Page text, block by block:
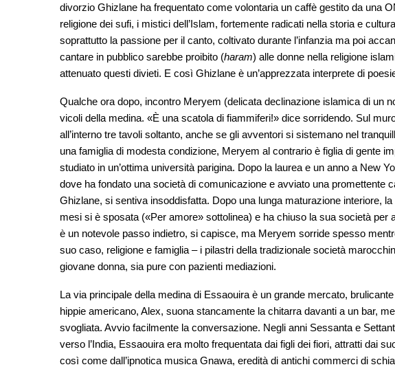
divorzio Ghizlane ha frequentato come volontaria un caffè gestito da una
religione dei sufi, i mistici dell’Islam, fortemente radicati nella storia e
soprattutto la passione per il canto, coltivato durante l’infanzia ma poi
cantare in pubblico sarebbe proibito (haram) alle donne nella religione
attenuato questi divieti. E così Ghizlane è un’apprezzata interprete di
Qualche ora dopo, incontro Meryem (delicata declinazione islamica di un
vicoli della medina. «È una scatola di fiammiferi!» dice sorridendo. Sul
all’interno tre tavoli soltanto, anche se gli avventori si sistemano nel
una famiglia di modesta condizione, Meryem al contrario è figlia di gente
studiato in un’ottima università parigina. Dopo la laurea e un anno a New
dove ha fondato una società di comunicazione e avviato una promettente
Ghizlane, si sentiva insoddisfatta. Dopo una lunga maturazione interiore,
mesi si è sposata («Per amore» sottolinea) e ha chiuso la sua società per
è un notevole passo indietro, si capisce, ma Meryem sorride spesso
suo caso, religione e famiglia – i pilastri della tradizionale società
giovane donna, sia pure con pazienti mediazioni.
La via principale della medina di Essaouira è un grande mercato,
hippie americano, Alex, suona stancamente la chitarra davanti a un bar,
svogliata. Avvio facilmente la conversazione. Negli anni Sessanta e
verso l’India, Essaouira era molto frequentata dai figli dei fiori, attratti dai
così come dall’ipnotica musica Gnawa, eredità di antichi commerci di